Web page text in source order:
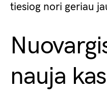
tiesiog nori geriau
nauja